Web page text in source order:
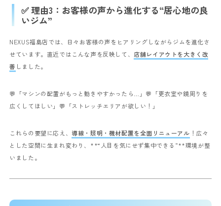
✅ 理由3：お客様の声から進化する“居心地の良
いジム”
NEXUS福島店では、日々お客様の声をヒアリングしながらジムを進化さ
せています。 直近ではこんな声を反映して、 店舗レイアウトを大きく改
善 しました。
💬「マシンの配置がもっと動きやすかったら…」 💬「更衣室や鏡周りを
広くしてほしい」 💬「ストレッチエリアが欲しい！」
これらの要望に応え、導線・照明・機材配置を全面リニューアル ！ 広々
とした空間に生まれ変わり、**“人目を気にせず集中できる”**環境が整
いました。